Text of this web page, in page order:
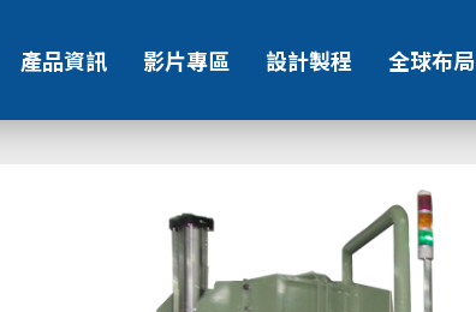
產品資訊 影片專區 設計製程 全球布局